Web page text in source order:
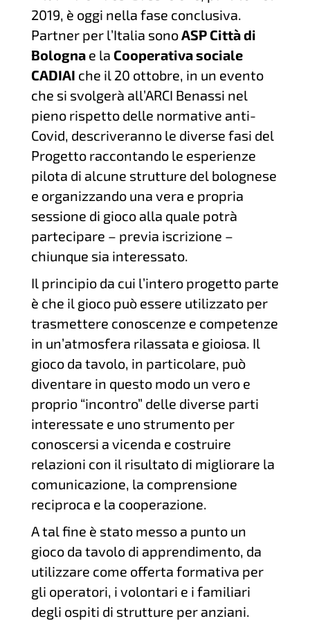
2019, è oggi nella fase conclusiva.
Partner per l’Italia sonoASP Città di
Bologna e la Cooperativa sociale
CADIAI che il 20 ottobre, in un evento
che si svolgerà all’ARCI Benassi nel
pieno rispetto delle normative anti-
Covid, descriveranno le diverse fasi del
Progetto raccontando le esperienze
pilota di alcune strutture del bolognese
e organizzando una vera e propria
sessione di gioco alla quale potrà
partecipare – previa iscrizione –
chiunque sia interessato.
Il principio da cui l’intero progetto parte
è che il gioco può essere utilizzato per
trasmettere conoscenze e competenze
in un’atmosfera rilassata e gioiosa. Il
gioco da tavolo, in particolare, può
diventare in questo modo un vero e
proprio “incontro” delle diverse parti
interessate e uno strumento per
conoscersi a vicenda e costruire
relazioni con il risultato di migliorare la
comunicazione, la comprensione
reciproca e la cooperazione.
A tal fine è stato messo a punto un
gioco da tavolo di apprendimento, da
utilizzare come offerta formativa per
gli operatori, i volontari e i familiari
degli ospiti di strutture per anziani.